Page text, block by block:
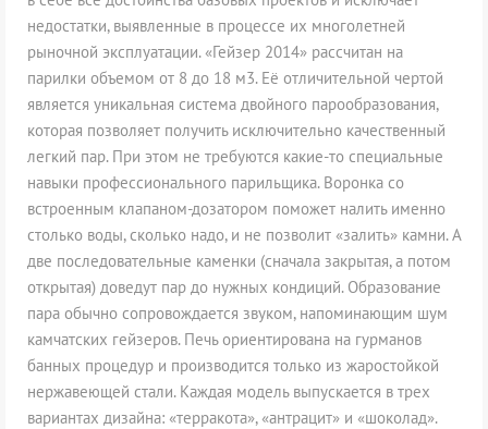
недостатки, выявленные в процессе их многолетней
рыночной эксплуатации. «Гейзер 2014» рассчитан на
парилки объемом от 8 до 18 м3. Её отличительной чертой
является уникальная система двойного парообразования,
которая позволяет получить исключительно качественный
легкий пар. При этом не требуются какие-то специальные
навыки профессионального парильщика. Воронка со
встроенным клапаном-дозатором поможет налить именно
столько воды, сколько надо, и не позволит «залить» камни. А
две последовательные каменки (сначала закрытая, а потом
открытая) доведут пар до нужных кондиций. Образование
пара обычно сопровождается звуком, напоминающим шум
камчатских гейзеров. Печь ориентирована на гурманов
банных процедур и производится только из жаростойкой
нержавеющей стали. Каждая модель выпускается в трех
вариантах дизайна: «терракота», «антрацит» и «шоколад».